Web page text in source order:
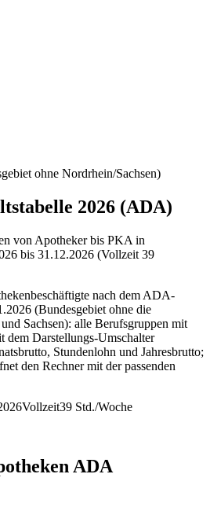
ohne Nordrhein/Sachsen)
2026 (ADA)
von Apotheker bis PKA in
bis 31.12.2026 (Vollzeit 39
nach dem ADA-
(Bundesgebiet ohne die
Sachsen): alle Berufsgruppen mit
dem Darstellungs-Umschalter
Stundenlohn und Jahresbrutto;
den Rechner mit der passenden
Vollzeit39 Std./Woche
ADA